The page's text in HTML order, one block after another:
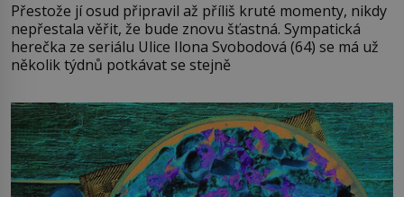
Přestože jí osud připravil až příliš kruté momenty, nikdy
nepřestala věřit, že bude znovu šťastná. Sympatická
herečka ze seriálu Ulice Ilona Svobodová (64) se má už
několik týdnů potkávat se stejně